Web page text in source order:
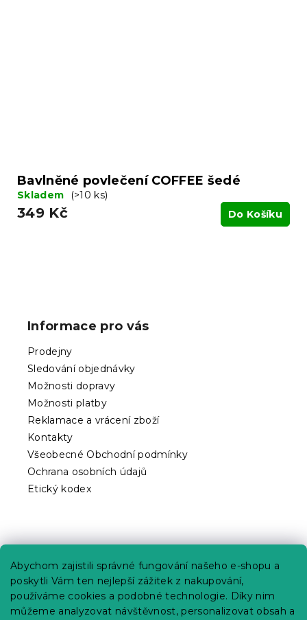
Abychom zajistili správné fungování našeho e-shopu a
poskytli Vám ten nejlepší zážitek z nakupování,
používáme cookies a podobné technologie. Díky nim
můžeme analyzovat návštěvnost, personalizovat obsah a
Bavlněné povlečení COFFEE šedé
Skladem (>10 ks)
349 Kč Do Košíku
Informace pro vás
Prodejny
Sledování objednávky
Možnosti dopravy
Možnosti platby
Reklamace a vrácení zboží
Kontakty
Všeobecné Obchodní podmínky
Ochrana osobních údajů
Etický kodex
Kariéra
Poptávky a B2B spolupráce